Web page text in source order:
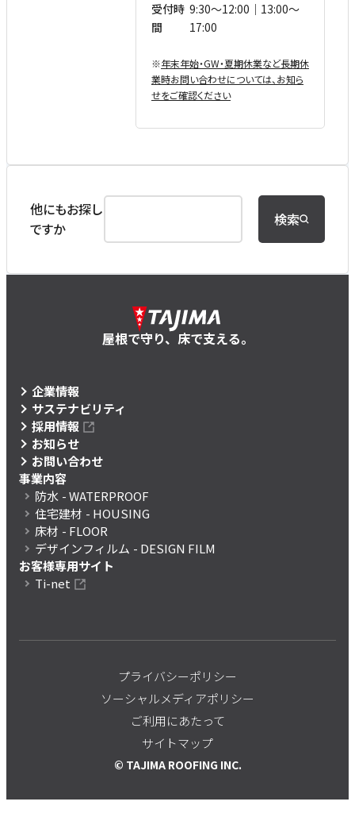
受付時
間
9:30〜12:00｜13:00〜
17:00
※年末年始・GW・夏期休業など⻑期休
業時お問い合わせについては、お知ら
せをご確認ください
他にもお探し
ですか
検索
屋根で守り、床で支える。
企業情報
サステナビリティ
採用情報
お知らせ
お問い合わせ
事業内容
防水 - WATERPROOF
住宅建材 - HOUSING
床材 - FLOOR
デザインフィルム - DESIGN FILM
お客様専用サイト
Ti-net
プライバシーポリシー
ソーシャルメディアポリシー
ご利用にあたって
サイトマップ
© TAJIMA ROOFING INC.